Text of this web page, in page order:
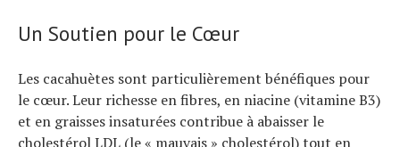
Un Soutien pour le Cœur
Les cacahuètes sont particulièrement bénéfiques pour
le cœur. Leur richesse en fibres, en niacine (vitamine B3)
et en graisses insaturées contribue à abaisser le
cholestérol LDL (le « mauvais » cholestérol) tout en